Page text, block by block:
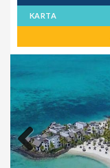
KARTA
Previous